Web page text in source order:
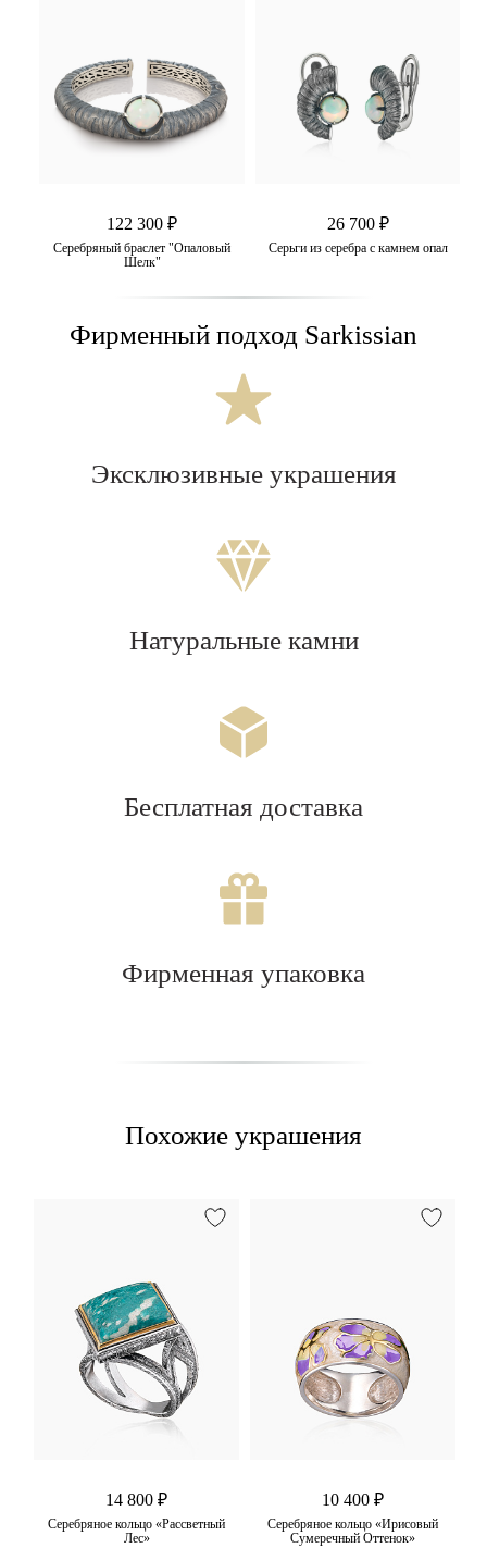
122 300 ₽
Серебряный браслет "Опаловый
Шелк"
26 700 ₽
Серьги из серебра с камнем опал
Фирменный подход Sarkissian
Эксклюзивные украшения
Натуральные камни
Бесплатная доставка
Фирменная упаковка
Похожие украшения
14 800 ₽
Серебряное кольцо «Рассветный
Лес»
10 400 ₽
Серебряное кольцо «Ирисовый
Сумеречный Оттенок»